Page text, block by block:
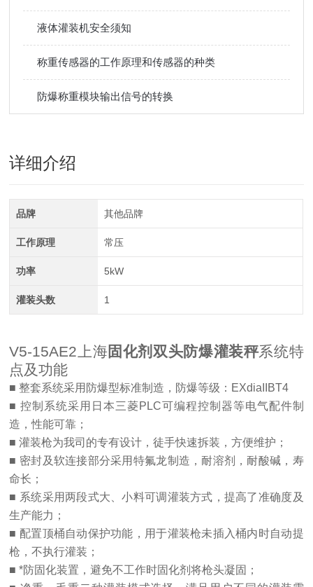
液体灌装机安全须知
称重传感器的工作原理和传感器的种类
防爆称重模块输出信号的转换
详细介绍
品牌 其他品牌
工作原理 常压
功率 5kW
灌装头数 1
V5-15AE2上海固化剂双头防爆灌装秤系统特
点及功能
■ 整套系统采用防爆型标准制造，防爆等级：EXdiaIIBT4
■ 控制系统采用日本三菱PLC可编程控制器等电气配件制
造，性能可靠；
■ 灌装枪为我司的专有设计，徒手快速拆装，方便维护；
■ 密封及软连接部分采用特氟龙制造，耐溶剂，耐酸碱，寿
命长；
■ 系统采用两段式大、小料可调灌装方式，提高了准确度及
生产能力；
■ 配置顶桶自动保护功能，用于灌装枪未插入桶内时自动提
枪，不执行灌装；
■ *防固化装置，避免不工作时固化剂将枪头凝固；